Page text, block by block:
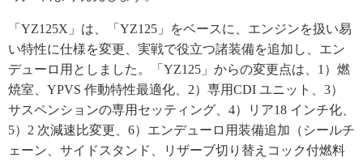
「YZ125X」は、「YZ125」をベースに、エンジンを扱い易
い特性に仕様を変更、実戦で役立つ諸装備を追加し、エン
デューロ用としました。「YZ125」からの変更点は、1）燃
焼室、YPVS 作動特性最適化、2）専用CDI ユニット、3）
サスペンションの専用セッティング、4）リア18 インチ化、
5）2 次減速比変更、6）エンデューロ用装備追加（シールチ
ェーン、サイドスタンド、リザーブ切り替えコック付燃料